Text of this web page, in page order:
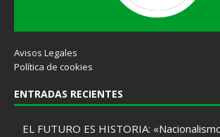
Avisos Legales
Política de cookies
ENTRADAS RECIENTES
EL FUTURO ES HISTORIA: